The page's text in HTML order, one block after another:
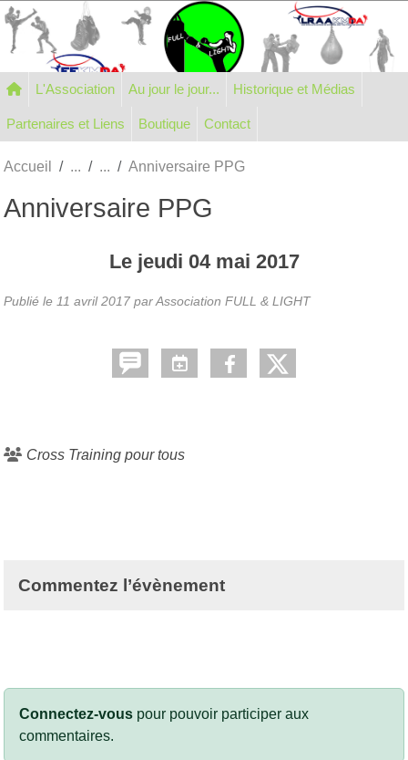
L'Association Au jour le jour... Historique et Médias
Partenaires et Liens Boutique Contact
Accueil Anniversaire PPG
Anniversaire PPG
Le jeudi 04 mai 2017
Publié le 11 avril 2017 par Association FULL & LIGHT
Cross Training pour tous
Commentez l’évènement
Connectez-vous pour pouvoir participer aux
commentaires.
Panneau de gestion des cookies